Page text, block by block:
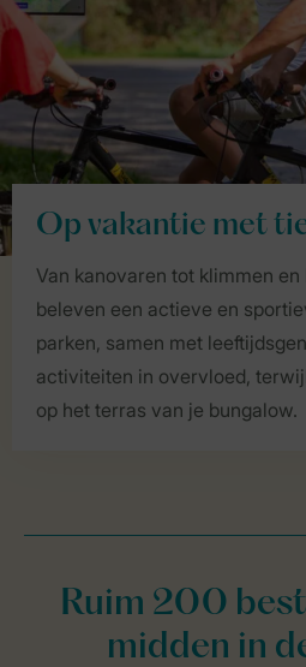
Op vakantie met
Van kanovaren tot klimmen
beleven een actieve en
parken, samen met
activiteiten in overvloed,
op het terras van je bungalow.
Ruim 200
midden in